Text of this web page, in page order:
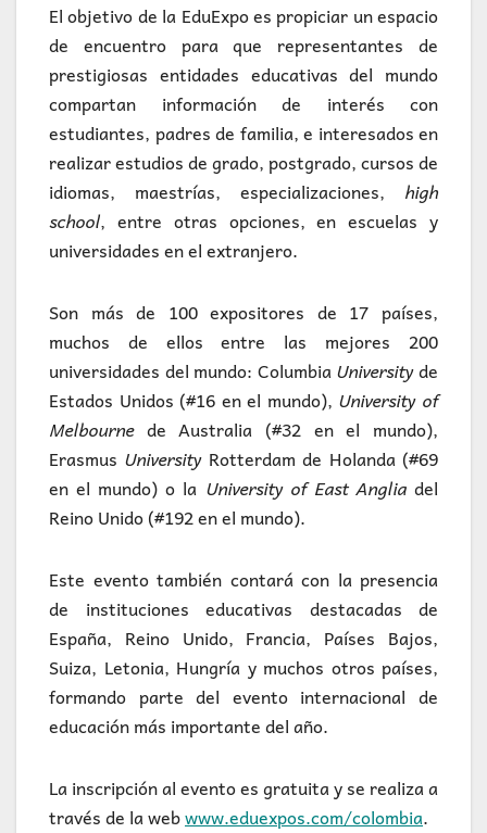
El objetivo de la EduExpo es propiciar un espacio
de encuentro para que representantes de
prestigiosas entidades educativas del mundo
compartan información de interés con
estudiantes, padres de familia, e interesados en
realizar estudios de grado, postgrado, cursos de
idiomas, maestrías, especializaciones, high
school, entre otras opciones, en escuelas y
universidades en el extranjero.
Son más de 100 expositores de 17 países,
muchos de ellos entre las mejores 200
universidades del mundo: ColumbiaUniversityde
Estados Unidos (#16 en el mundo), University of
Melbournede Australia (#32 en el mundo),
Erasmus UniversityRotterdam de Holanda (#69
en el mundo) o la University of East Angliadel
Reino Unido (#192 en el mundo).
Este evento también contará con la presencia
de instituciones educativas destacadas de
España, Reino Unido, Francia, Países Bajos,
Suiza, Letonia, Hungría y muchos otros países,
formando parte del evento internacional de
educación más importante del año.
La inscripción al evento es gratuita y se realiza a
través de la webwww.eduexpos.com/colombia.